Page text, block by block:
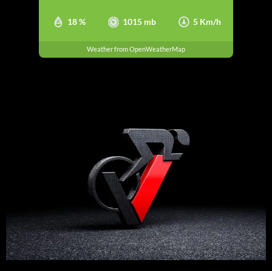
18 % 1015 mb 5 Km/h
Weather from OpenWeatherMap